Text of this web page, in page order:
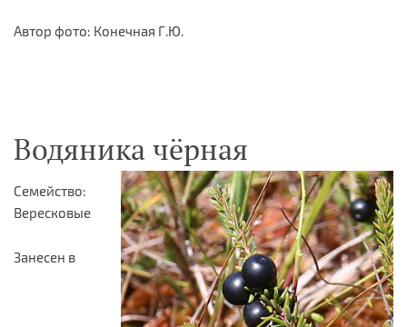
Автор фото: Конечная Г.Ю.
Водяника чёрная
Семейство:
Вересковые
Занесен в